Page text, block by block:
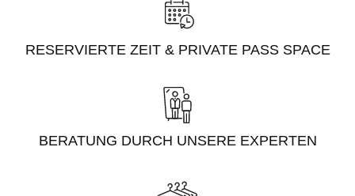
RESERVIERTE ZEIT & PRIVATE PASS SPACE
BERATUNG DURCH UNSERE EXPERTEN